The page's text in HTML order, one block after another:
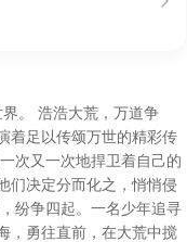
。 浩浩大荒，万道争
着足以传颂万世的精彩传
次又一次地捍卫着自己的
们决定分而化之，悄悄侵
纷争四起。一名少年追寻
，勇往直前，在大荒中搅